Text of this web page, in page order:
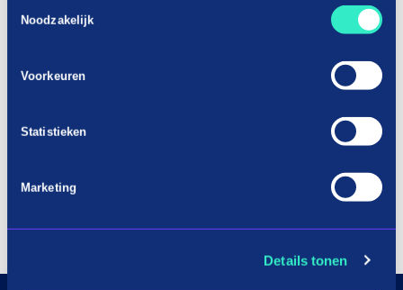
Noodzakelijk
Voorkeuren
Statistieken
Marketing
Details tonen